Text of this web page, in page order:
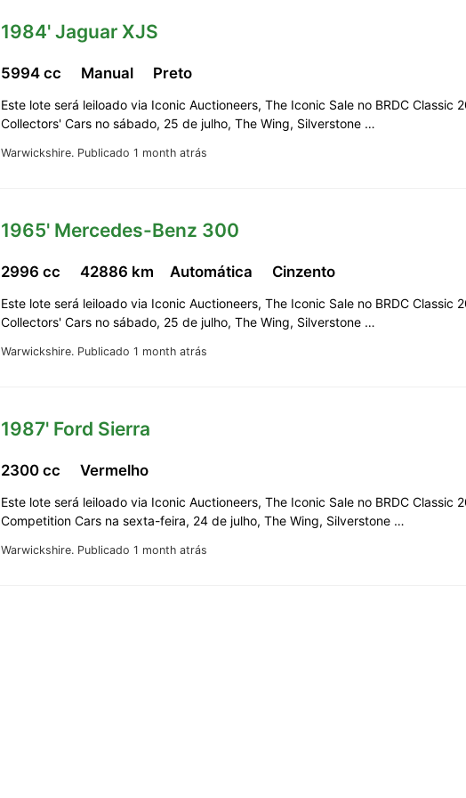
1984' Jaguar XJS
Warwickshire. Publicado 1 month atrás
5994 cc Manual Preto
Este lote será leiloado via Iconic Auctioneers, The Iconic Sale no BRDC Classic
Collectors' Cars no sábado, 25 de julho, The Wing, Silverstone …
1965' Mercedes-Benz 300
Warwickshire. Publicado 1 month atrás
2996 cc 42886 km Automática Cinzento
Este lote será leiloado via Iconic Auctioneers, The Iconic Sale no BRDC Classic
Collectors' Cars no sábado, 25 de julho, The Wing, Silverstone …
1987' Ford Sierra
Warwickshire. Publicado 1 month atrás
2300 cc Vermelho
Este lote será leiloado via Iconic Auctioneers, The Iconic Sale no BRDC Classic
Competition Cars na sexta-feira, 24 de julho, The Wing, Silverstone …